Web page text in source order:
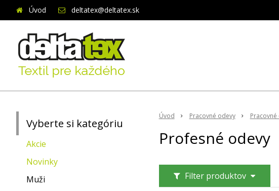
Úvod deltatex@deltatex.sk
Úvod Pracovné odevy
Profesné odevy
Filter produktov
Vyberte si kategóriu
Akcie
Novinky
Muži